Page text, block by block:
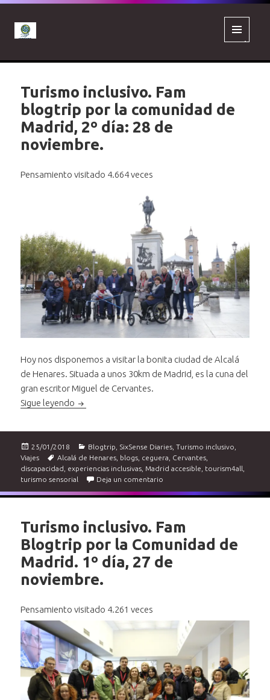
WIDGETS
Turismo inclusivo. Fam
blogtrip por la comunidad de
Madrid, 2º día: 28 de
noviembre.
Pensamiento visitado 4.664 veces
Hoy nos disponemos a visitar la bonita ciudad de Alcalá
de Henares. Situada a unos 30km de Madrid, es la cuna del
gran escritor Miguel de Cervantes.
Sigue leyendo Turismo inclusivo. Fam blogtrip por la
Publicado
el
25/01/2018 Categorías
Blogtrip SixSense Diaries ,Turismo inclusivo
Viajes
Etiquetas
Alcalá de Henares blogs ceguera Cervantes
discapacidad
experiencias inclusivas Madrid accesible tourism4all
turismo sensorial
Deja un comentario
Turismo inclusivo. Fam
Blogtrip por la Comunidad de
Madrid. 1º día, 27 de
noviembre.
Pensamiento visitado 4.261 veces